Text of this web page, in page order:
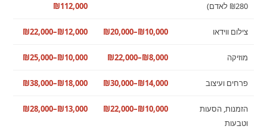
₪280 לאדם)
₪112,000
צילום ווידאו ₪10,000–₪20,000
₪12,000–₪22,000
מוזיקה ₪8,000–₪22,000
₪10,000–₪25,000
פרחים ועיצוב ₪14,000–₪30,000
₪18,000–₪38,000
הזמנות, הסעות
וטבעות
₪10,000–₪22,000
₪13,000–₪28,000